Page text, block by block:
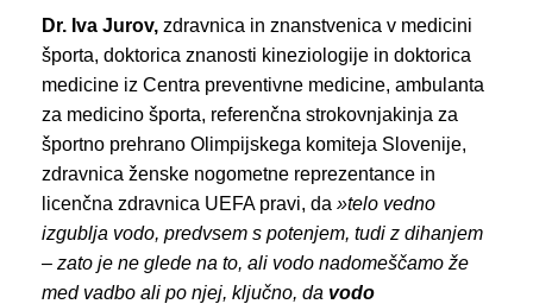
Dr. Iva Jurov, zdravnica in znanstvenica v medicini
športa, doktorica znanosti kineziologije in doktorica
medicine iz Centra preventivne medicine, ambulanta
za medicino športa, referenčna strokovnjakinja za
športno prehrano Olimpijskega komiteja Slovenije,
zdravnica ženske nogometne reprezentance in
licenčna zdravnica UEFA pravi, da »telo vedno
izgublja vodo, predvsem s potenjem, tudi z dihanjem
– zato je ne glede na to, ali vodo nadomeščamo že
med vadbo ali po njej, ključno, da vodo